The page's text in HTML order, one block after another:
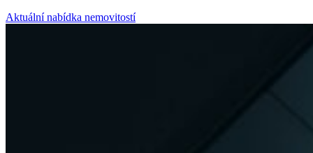
Aktuální nabídka nemovitostí